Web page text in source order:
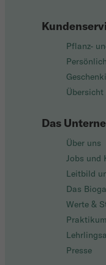
Pflanz-
Übersicht
Das
Über uns
Jobs und
Leitbild
Das
Werte &
Presse